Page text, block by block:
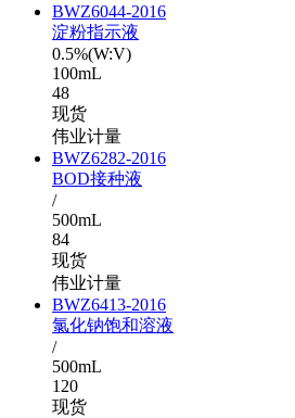
BWZ6044-2016
淀粉指示液
0.5%(W:V)
100mL
48
现货
伟业计量
BWZ6282-2016
BOD接种液
/
500mL
84
现货
伟业计量
BWZ6413-2016
氯化钠饱和溶液
/
500mL
120
现货